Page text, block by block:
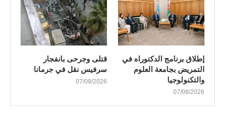
إطلاق برنامج الدكتوراه في
التمريض بجامعة العلوم
والتكنولوجيا
07/08/2026
قتلى وجرحى بانفجار
سرفيس نقل في جرمانا
07/08/2026